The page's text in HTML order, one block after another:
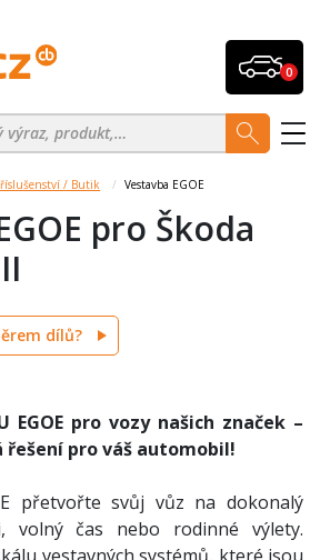
0
/ Butik Vestavba EGOE
pro Škoda
dílů?
EGOE pro vozy našich značek –
pro váš automobil!
přetvořte svůj vůz na dokonalý
volný čas nebo rodinné výlety.